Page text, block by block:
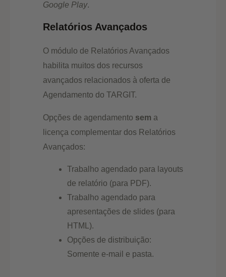
Google Play.
Relatórios Avançados
O módulo de Relatórios Avançados
habilita muitos dos recursos
avançados relacionados à oferta de
Agendamento do TARGIT.
Opções de agendamento sem a
licença complementar dos Relatórios
Avançados:
Trabalho agendado para layouts
de relatório (para PDF).
Trabalho agendado para
apresentações de slides (para
HTML).
Opções de distribuição:
Somente e-mail e pasta.